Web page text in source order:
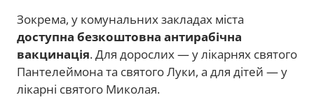
Зокрема, у комунальних закладах міста
доступна безкоштовна антирабічна
вакцинація. Для дорослих — у лікарнях святого
Пантелеймона та святого Луки, а для дітей — у
лікарні святого Миколая.